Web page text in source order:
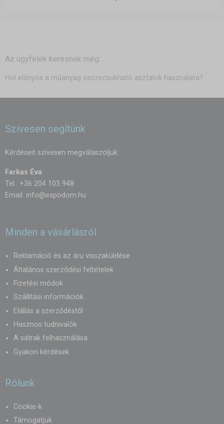
Az ügyfelek keresnek még:
Hol előnyös a műanyag összecsukható asztalok használata?
Szívesen segítünk
Kérdéseit szívesen megválaszoljuk:
Farkas Éva
Tel.: +36 204 103 948
Email: info@expodom.hu
Minden a vásárlásról
Reklamáció és az áru visszaküldése
Általános szerződési feltételek
Fizetési módok
Szállítási információk
Elállás a szerződéstől
Hasznos tudnivalók
A sátrak felhasználása
Gyakori kérdések
Rólunk
Cookie-k
Támogatjuk